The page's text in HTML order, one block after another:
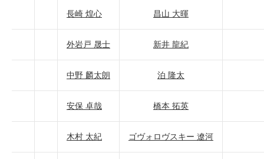
長崎 煌心 昌山 大暉
外岩戸 晟士 新井 龍紀
中野 麟太朗 泊 隆太
安保 卓哉 橋本 拓英
木村 太紀 ゴヴォロヴスキー 遼河